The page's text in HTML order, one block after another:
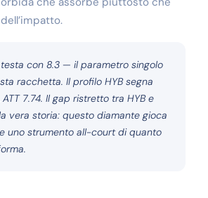
con 8.3 — il parametro singolo
racchetta. Il profilo HYB segna
ATT 7.74. Il gap ristretto tra HYB e
vera storia: questo diamante gioca
uno strumento all-court di quanto